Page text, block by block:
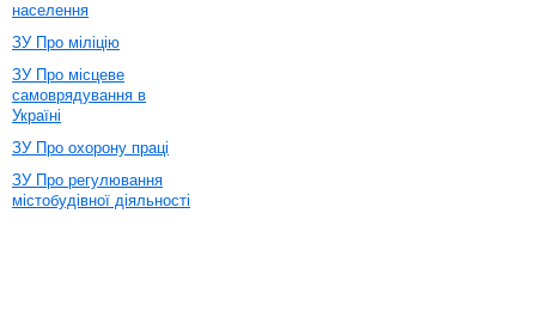
населення
ЗУ Про міліцію
ЗУ Про місцеве
самоврядування в
Україні
ЗУ Про охорону праці
ЗУ Про регулювання
містобудівної діяльності